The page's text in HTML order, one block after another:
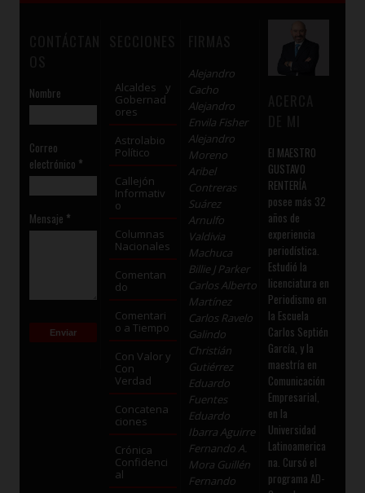
Nombre
Correo
electrónico *
Mensaje *
Alcaldes y
Gobernad
ores
Astrolabio
Político
Callejón
Informativ
o
Columnas
Nacionales
Comentan
do
Comentari
o a Tiempo
Con Valor y
Con
Verdad
Concatena
ciones
Crónica
Confidenci
al
Alejandro
Cacho
Alejandro
Envila Fisher
Alejandro
Moreno
Aribel
Contreras
Suárez
Arnulfo
Valdivia
Machuca
Billie J Parker
Carlos Alberto
Martínez
Carlos Ravelo
Galindo
Christián
Gutiérrez
Eduardo
Fuentes
Eduardo
Ibarra Aguirre
Fernando A.
Mora Guillén
Fernando
El MAESTRO
GUSTAVO
RENTERÍA
posee más 32
años de
experiencia
periodística.
Estudió la
licenciatura en
Periodismo en
la Escuela
Carlos Septién
García, y la
maestría en
Comunicación
Empresarial,
en la
Universidad
Latinoamerica
na. Cursó el
programa AD-